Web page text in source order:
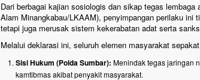
Dari berbagai kajian sosiologis dan sikap tegas
Alam Minangkabau/LKAAM), penyimpangan perilaku
tetapi juga merusak sistem kekerabatan adat serta
Melalui deklarasi ini, seluruh elemen masyarakat
Sisi Hukum (Polda Sumbar): Menindak tegas jaringan
kamtibmas akibat penyakit masyarakat.